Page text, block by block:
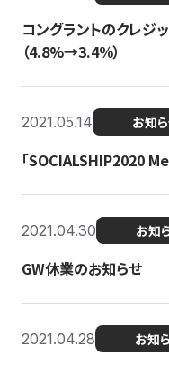
コングラントのクレジ
（4.8%→3.4％）
2021.05.14 お知
「SOCIALSHIP2020
2021.04.30 お知
GW休業のお知らせ
2021.04.28 お知